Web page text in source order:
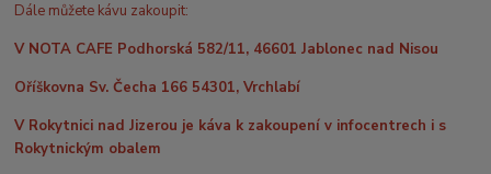
Dále můžete kávu zakoupit:
V NOTA CAFE Podhorská 582/11, 46601 Jablonec nad Nisou
Oříškovna Sv. Čecha 166 54301, Vrchlabí
V Rokytnici nad Jizerou je káva k zakoupení v infocentrech i s
Rokytnickým obalem